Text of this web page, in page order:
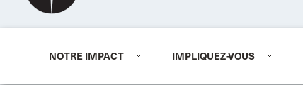
NOTRE IMPACT IMPLIQUEZ-VOUS